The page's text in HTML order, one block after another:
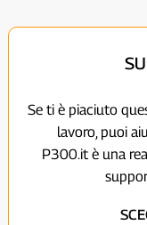
Se ti è piaciuto
lavoro, puoi
P300.it è una